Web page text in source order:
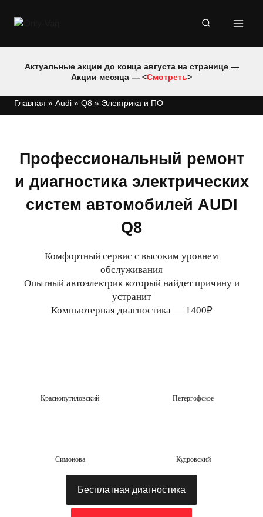
Актуальные акции до конца августа на странице —
Акции месяца — <Смотреть>
Главная » Audi » Q8 » Электрика и ПО
Профессиональный ремонт
и диагностика электрических
систем автомобилей AUDI
Q8
Комфортный сервис с высоким уровнем
обслуживания
Опытный автоэлектрик который найдет причину и
устранит
Компьютерная диагностика — 1400₽
Краснопутиловский Петергофское
Симонова Кудровский
Бесплатная диагностика